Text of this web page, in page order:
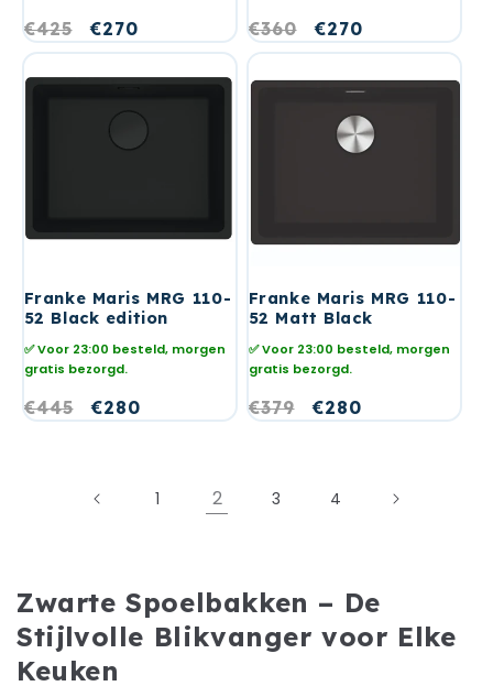
Normale
prijs
€425 Aanbiedingsprijs
€270
Normale
prijs
€360 Aanbiedingsprijs
€270
Franke Maris MRG 110-
52 Black edition
✅ Voor 23:00 besteld, morgen
gratis bezorgd.
Normale
€445 Aanbiedingsprijs
€280
Franke Maris MRG 110-
52 Matt Black
✅ Voor 23:00 besteld, morgen
gratis bezorgd.
Normale
€379 Aanbiedingsprijs
€280
1 2 3 4
Zwarte Spoelbakken – De
Stijlvolle Blikvanger voor Elke
Keuken